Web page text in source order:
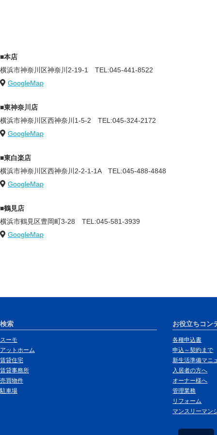
■本店
横浜市神奈川区神奈川2-19-1 TEL:045-441-8522
GoogleMap
■東神奈川店
横浜市神奈川区西神奈川1-5-2 TEL:045-324-2172
GoogleMap
■東白楽店
横浜市神奈川区西神奈川2-2-1-1A TEL:045-488-4848
GoogleMap
■鶴見店
横浜市鶴見区豊岡町3-28 TEL:045-581-3939
GoogleMap
検索
スーモ
アットホーム
賃貸住宅
賃貸事務所
売買物件
駐車場
お役立ちコン
各種申込書
申込～契約まで
新生活準備マニ
入居者の方へ
オーナー様へ
管理業務
リフォーム
マンスリーマン